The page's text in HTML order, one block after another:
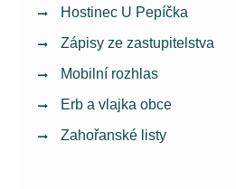
Hostinec U Pepíčka
Zápisy ze zastupitelstva
Mobilní rozhlas
Erb a vlajka obce
Zahořanské listy